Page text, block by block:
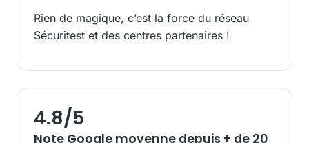
Rien de magique, c’est la force du réseau
Sécuritest et des centres partenaires !
4.8/5
Note Google moyenne depuis + de 20